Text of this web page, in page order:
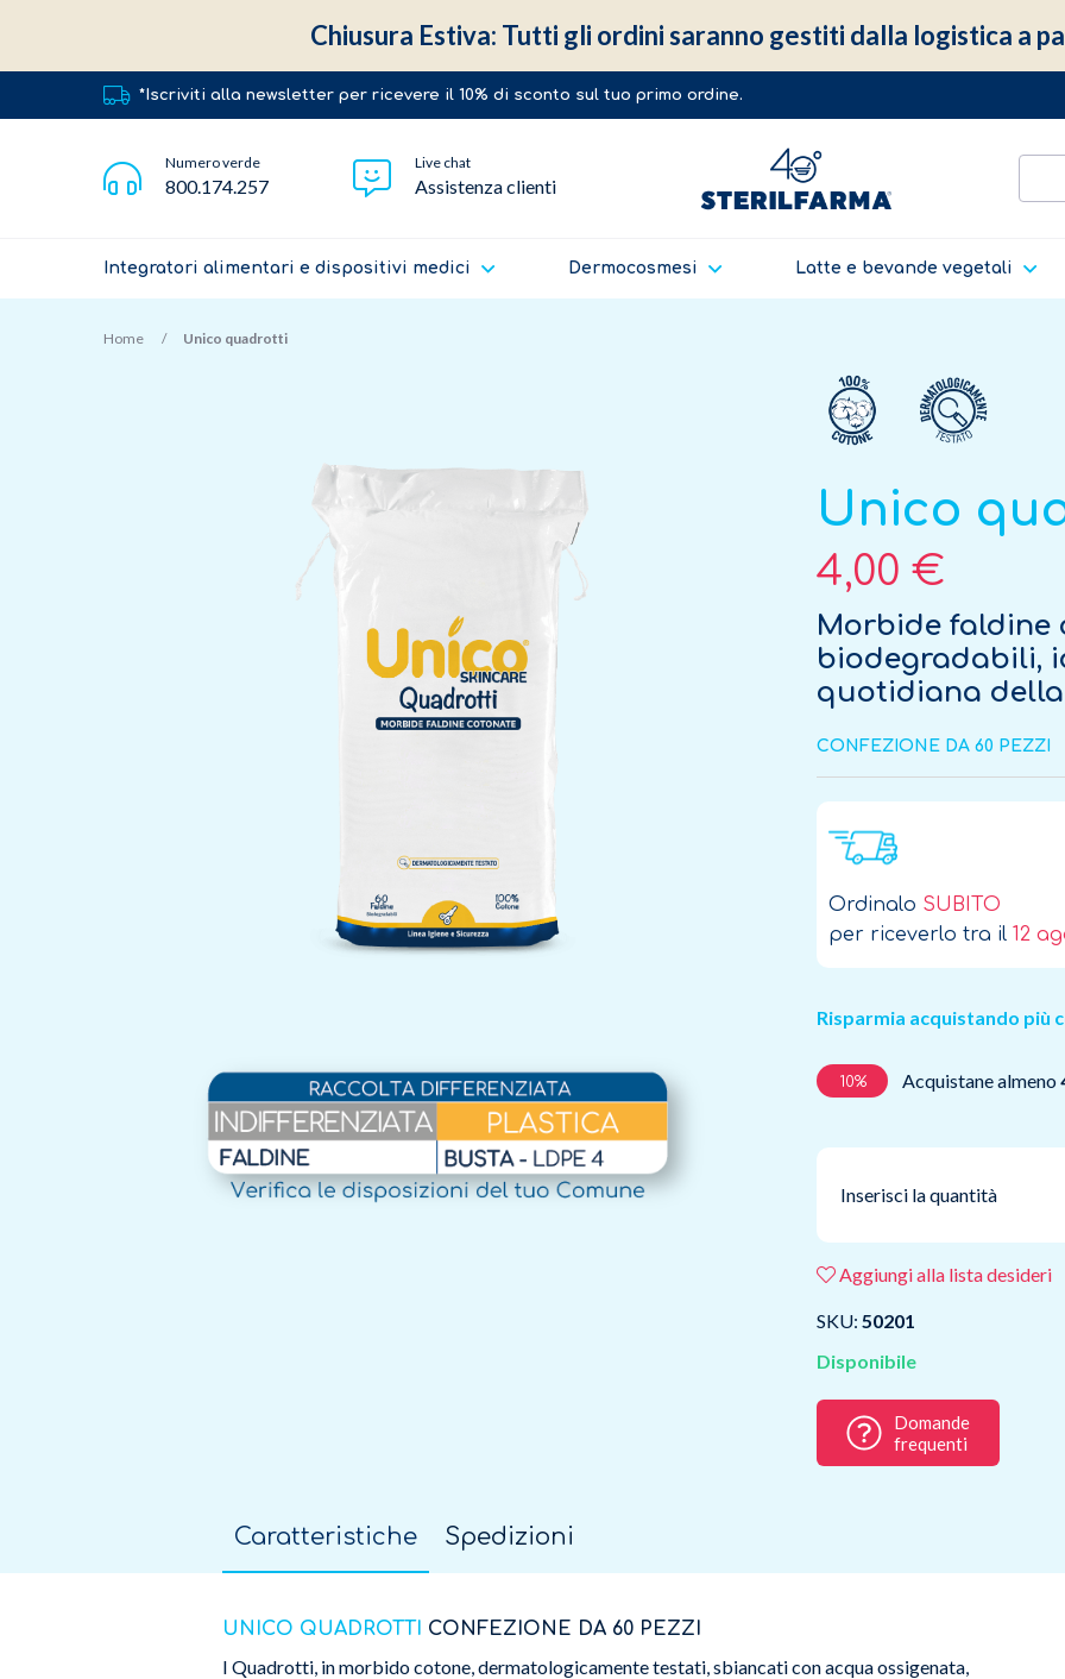
*Iscriviti alla newsletter per ricevere il 10% di sconto sul tuo primo ordine.
Numero verde
800.174.257
Live chat
Assistenza clienti
Integratori alimentari e dispositivi medici Dermocosmesi Latte e bevande vegetali
Home Unico quadrotti
Unico
4,00 €
Morbide faldine
biodegradabili,
quotidiana
CONFEZIONE DA 60 PEZZI
Ordinalo SUBITO
per riceverlo tra il 12
Risparmia acquistando più
10% Acquistane almeno
Inserisci la quantità
Aggiungi alla lista desideri
SKU: 50201
Disponibile
Domande
frequenti
Caratteristiche
UNICO QUADROTTI CONFEZIONE DA 60 PEZZI
I Quadrotti, in morbido cotone, dermatologicamente testati, sbiancati con acqua ossigenata,
Spedizioni
Chiusura Estiva: Tutti gli ordini saranno gestiti dalla logistica a